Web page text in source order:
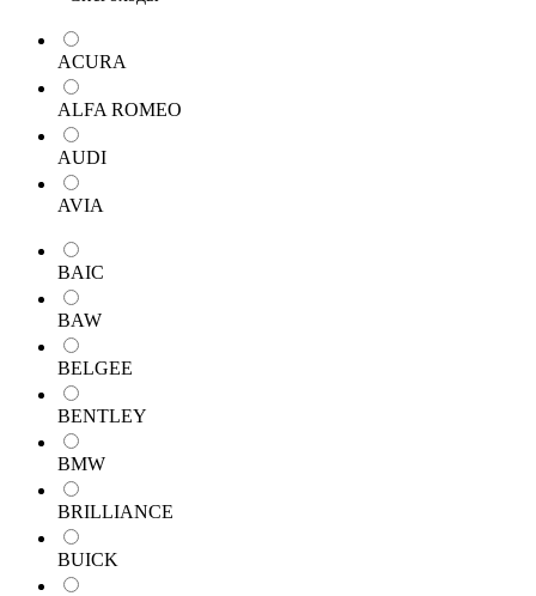
ACURA
ALFA ROMEO
AUDI
AVIA
BAIC
BAW
BELGEE
BENTLEY
BMW
BRILLIANCE
BUICK